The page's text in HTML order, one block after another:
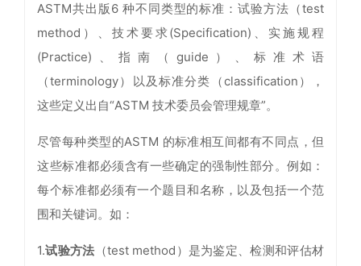
ASTM共出版6 种不同类型的标准：试验方法（test
method）、技术要求(Specification)、实施规程
(Practice)、指南（guide）、标准术语
（terminology）以及标准分类（classification），
这些定义出自“ASTM 技术委员会管理规章”。
尽管每种类型的ASTM 的标准相互间都有不同点，但
这些标准都必须含有一些确定的强制性部分。例如：
每个标准都必须有一个题目和名称，以及包括一个范
围和关键词。如：
1.试验方法 （test method）是为鉴定、检测和评估材